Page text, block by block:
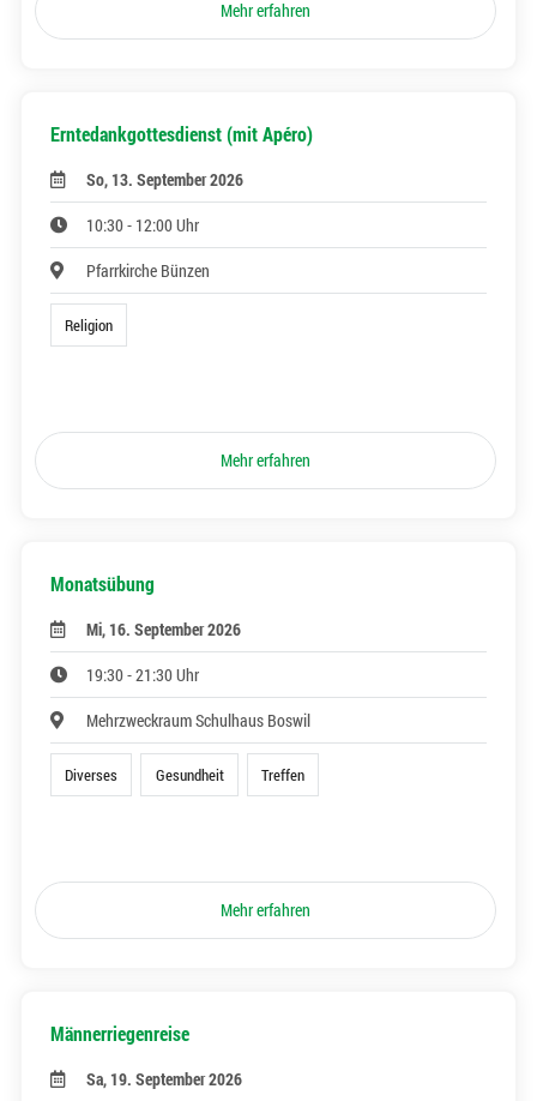
Mehr erfahren
Erntedankgottesdienst (mit Apéro)
So, 13. September 2026
10:30 - 12:00 Uhr
Pfarrkirche Bünzen
Religion
Mehr erfahren
Monatsübung
Mi, 16. September 2026
19:30 - 21:30 Uhr
Mehrzweckraum Schulhaus Boswil
Diverses Gesundheit Treffen
Mehr erfahren
Männerriegenreise
Sa, 19. September 2026